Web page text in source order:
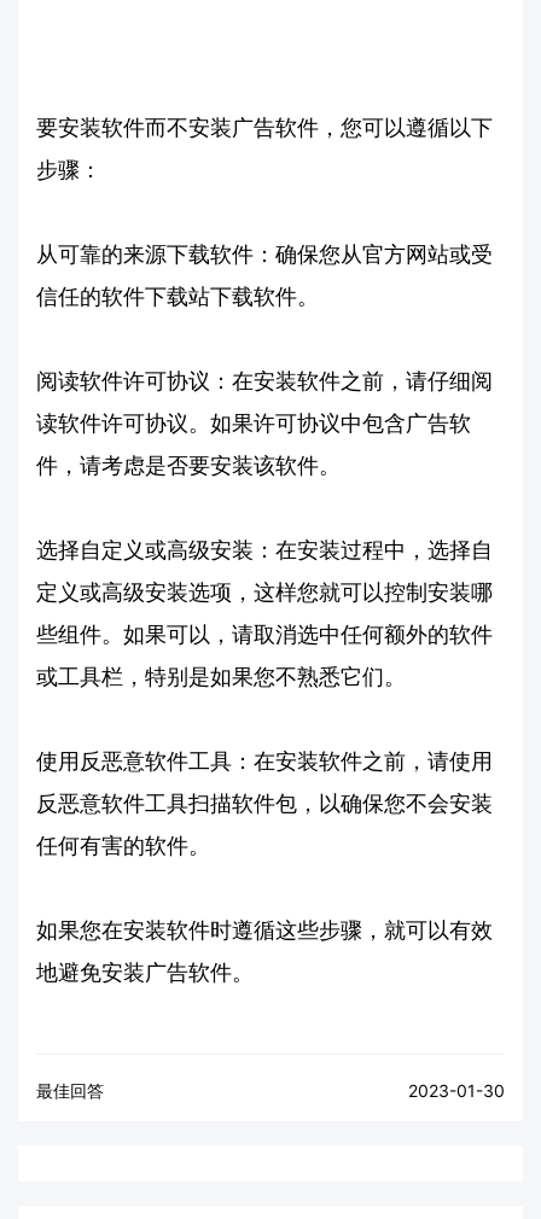
要安装软件而不安装广告软件，您可以遵循以下
步骤：
从可靠的来源下载软件：确保您从官方网站或受
信任的软件下载站下载软件。
阅读软件许可协议：在安装软件之前，请仔细阅
读软件许可协议。如果许可协议中包含广告软
件，请考虑是否要安装该软件。
选择自定义或高级安装：在安装过程中，选择自
定义或高级安装选项，这样您就可以控制安装哪
些组件。如果可以，请取消选中任何额外的软件
或工具栏，特别是如果您不熟悉它们。
使用反恶意软件工具：在安装软件之前，请使用
反恶意软件工具扫描软件包，以确保您不会安装
任何有害的软件。
如果您在安装软件时遵循这些步骤，就可以有效
地避免安装广告软件。
最佳回答 2023-01-30